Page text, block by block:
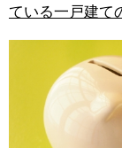
ている一戸建て